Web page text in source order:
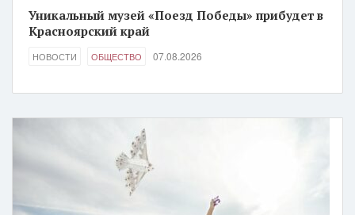
Уникальный музей «Поезд Победы» прибудет в
Красноярский край
НОВОСТИ ОБЩЕСТВО 07.08.2026